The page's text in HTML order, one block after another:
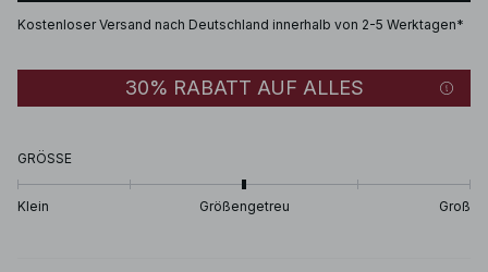
Kostenloser Versand nach Deutschland innerhalb von 2-5 Werktagen*
30% RABATT AUF ALLES
GRÖSSE
Klein Größengetreu Groß